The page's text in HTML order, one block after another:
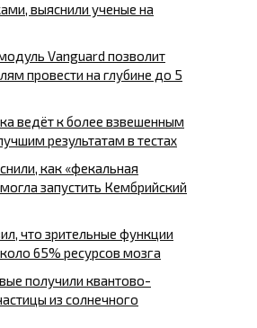
выяснили ученые на
Vanguard позволит
провести на глубине до 5
ведёт к более взвешенным
результатам в тестах
как «фекальная
запустить Кембрийский
что зрительные функции
65% ресурсов мозга
получили квантово-
из солнечного